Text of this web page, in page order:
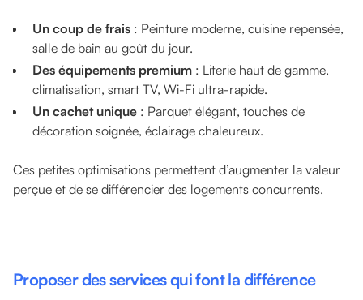
Un coup de frais : Peinture moderne, cuisine repensée,
salle de bain au goût du jour.
Des équipements premium : Literie haut de gamme,
climatisation, smart TV, Wi-Fi ultra-rapide.
Un cachet unique : Parquet élégant, touches de
décoration soignée, éclairage chaleureux.
Ces petites optimisations permettent d’augmenter la valeur
perçue et de se différencier des logements concurrents.
Proposer des services qui font la différence